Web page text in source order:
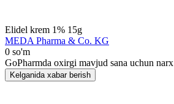
Elidel krem 1% 15g
MEDA Pharma & Co. KG
0 so'm
GoPharmda oxirgi mavjud sana uchun narx
Kelganida xabar berish